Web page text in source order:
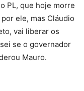
PL, que hoje morre
ele, mas Cláudio
vai liberar os
se o governador
Mauro.